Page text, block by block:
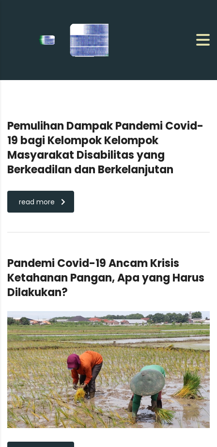
Pemulihan Dampak Pandemi Covid-
19 bagi Kelompok Kelompok
Masyarakat Disabilitas yang
Berkeadilan dan Berkelanjutan
read more
Pandemi Covid-19 Ancam Krisis
Ketahanan Pangan, Apa yang Harus
Dilakukan?